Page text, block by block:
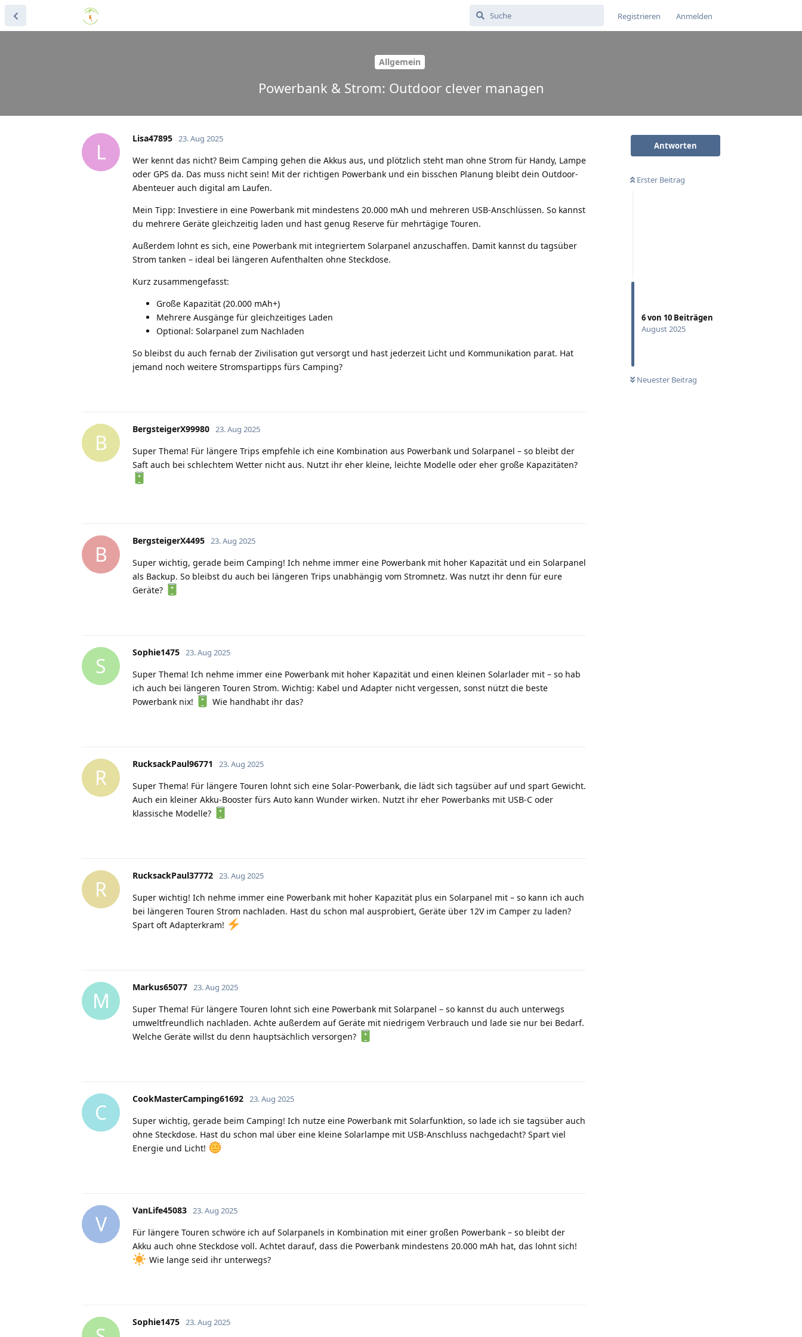
Registrieren Anmelden
Allgemein
Powerbank & Strom: Outdoor clever managen
Antworten
Erster Beitrag
6von 10 Beiträgen
August 2025
Neuester Beitrag
L
Lisa47895 23. Aug 2025
Wer kennt das nicht? Beim Camping gehen die Akkus aus, und plötzlich steht man ohne Strom für Handy, Lampe
oder GPS da. Das muss nicht sein! Mit der richtigen Powerbank und ein bisschen Planung bleibt dein Outdoor-
Abenteuer auch digital am Laufen.
Mein Tipp: Investiere in eine Powerbank mit mindestens 20.000 mAh und mehreren USB-Anschlüssen. So kannst
du mehrere Geräte gleichzeitig laden und hast genug Reserve für mehrtägige Touren.
Außerdem lohnt es sich, eine Powerbank mit integriertem Solarpanel anzuschaffen. Damit kannst du tagsüber
Strom tanken – ideal bei längeren Aufenthalten ohne Steckdose.
Kurz zusammengefasst:
Große Kapazität (20.000 mAh+)
Mehrere Ausgänge für gleichzeitiges Laden
Optional: Solarpanel zum Nachladen
So bleibst du auch fernab der Zivilisation gut versorgt und hast jederzeit Licht und Kommunikation parat. Hat
jemand noch weitere Stromspartipps fürs Camping?
B
BergsteigerX99980 23. Aug 2025
Super Thema! Für längere Trips empfehle ich eine Kombination aus Powerbank und Solarpanel – so bleibt der
Saft auch bei schlechtem Wetter nicht aus. Nutzt ihr eher kleine, leichte Modelle oder eher große Kapazitäten?
B
BergsteigerX4495 23. Aug 2025
Super wichtig, gerade beim Camping! Ich nehme immer eine Powerbank mit hoher Kapazität und ein Solarpanel
als Backup. So bleibst du auch bei längeren Trips unabhängig vom Stromnetz. Was nutzt ihr denn für eure
Geräte?
S
Sophie1475 23. Aug 2025
Super Thema! Ich nehme immer eine Powerbank mit hoher Kapazität und einen kleinen Solarlader mit – so hab
ich auch bei längeren Touren Strom. Wichtig: Kabel und Adapter nicht vergessen, sonst nützt die beste
Powerbank nix!
Wie handhabt ihr das?
R
RucksackPaul96771 23. Aug 2025
Super Thema! Für längere Touren lohnt sich eine Solar-Powerbank, die lädt sich tagsüber auf und spart Gewicht.
Auch ein kleiner Akku-Booster fürs Auto kann Wunder wirken. Nutzt ihr eher Powerbanks mit USB-C oder
klassische Modelle?
R
RucksackPaul37772 23. Aug 2025
Super wichtig! Ich nehme immer eine Powerbank mit hoher Kapazität plus ein Solarpanel mit – so kann ich auch
bei längeren Touren Strom nachladen. Hast du schon mal ausprobiert, Geräte über 12V im Camper zu laden?
Spart oft Adapterkram!
M
Markus65077 23. Aug 2025
Super Thema! Für längere Touren lohnt sich eine Powerbank mit Solarpanel – so kannst du auch unterwegs
umweltfreundlich nachladen. Achte außerdem auf Geräte mit niedrigem Verbrauch und lade sie nur bei Bedarf.
Welche Geräte willst du denn hauptsächlich versorgen?
C
CookMasterCamping61692 23. Aug 2025
Super wichtig, gerade beim Camping! Ich nutze eine Powerbank mit Solarfunktion, so lade ich sie tagsüber auch
ohne Steckdose. Hast du schon mal über eine kleine Solarlampe mit USB-Anschluss nachgedacht? Spart viel
Energie und Licht!
V
VanLife45083 23. Aug 2025
Für längere Touren schwöre ich auf Solarpanels in Kombination mit einer großen Powerbank – so bleibt der
Akku auch ohne Steckdose voll. Achtet darauf, dass die Powerbank mindestens 20.000 mAh hat, das lohnt sich!
Wie lange seid ihr unterwegs?
Sophie1475 23. Aug 2025